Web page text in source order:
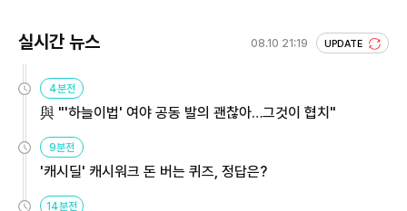
실시간 뉴스 08.10 21:19 UPDATE
4분전
與 "'하늘이법' 여야 공동 발의 괜찮아…그것이 협치"
9분전
'캐시딜' 캐시워크 돈 버는 퀴즈, 정답은?
14분전